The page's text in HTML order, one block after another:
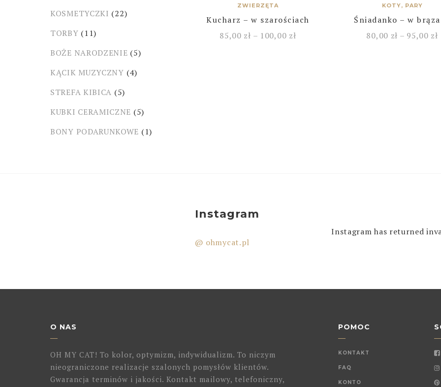
ZWIERZĘTA
Kucharz – w szarościach
85,00 zł – 100,00 zł
KOTY, PARY
Śniadanko – w
80,00 zł – 95,00 zł
KOSMETYCZKI (22)
TORBY (11)
BOŻE NARODZENIE (5)
KĄCIK MUZYCZNY (4)
STREFA KIBICA (5)
KUBKI CERAMICZNE (5)
BONY PODARUNKOWE (1)
Instagram
@ ohmycat.pl
Instagram has returned
O NAS
OH MY CAT! To kolor, optymizm, indywidualizm. To niczym
nieograniczone realizacje szalonych pomysłów klientów.
Gwarancja terminów i jakości. Kontakt mailowy, telefoniczny,
POMOC
KONTAKT
FAQ
KONTO